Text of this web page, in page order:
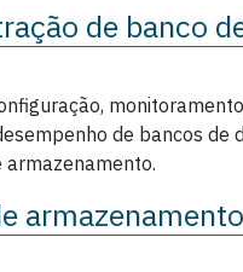
de banco
de bancos de